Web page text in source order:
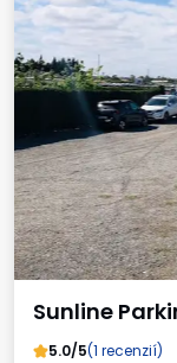
Sunline
5.0/5(1 recenzií)